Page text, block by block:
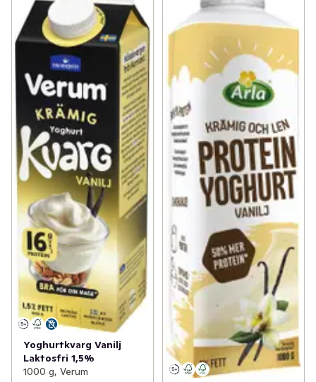
Yoghurtkvarg Vanilj
Laktosfri 1,5%
1000 g, Verum